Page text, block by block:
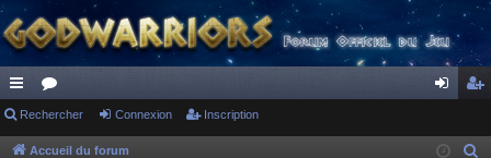
ac
co
or
u ne cri
Rechercher Connexion Inscription
Accueil du forum